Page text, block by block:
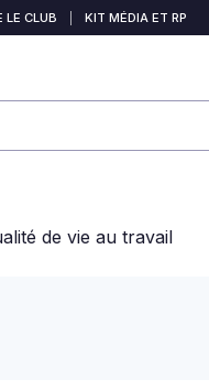
LE CLUB KIT MÉDIA ET RP
de vie au travail